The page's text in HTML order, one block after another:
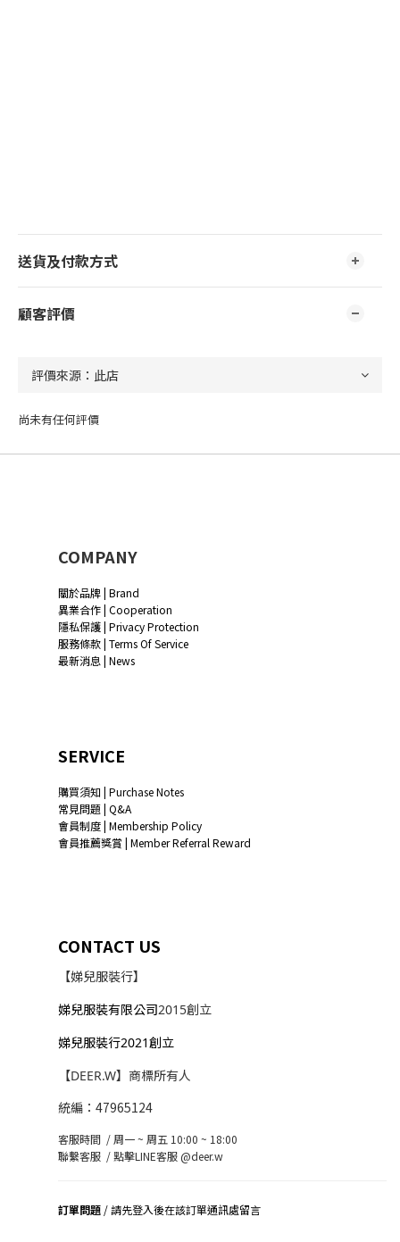
送貨及付款方式
顧客評價
尚未有任何評價
COMPANY
關於品牌 | Brand
異業合作 | Cooperation
隱私保護 | Privacy Protection
服務條款 | Terms Of Service
最新消息 | News
SERVICE
購買須知 | Purchase Notes
常見問題 | Q&A
會員制度 | Membership Policy
會員推薦獎賞 | Member Referral Reward
CONTACT US
【娣兒服裝行】
娣兒服裝有限公司2015創立
娣兒服裝行2021創立
【DEER.W】商標所有人
統編：47965124
客服時間 / 周一 ~ 周五 10:00 ~ 18:00
聯繫客服 /點擊LINE客服 @deer.w
訂單問題 / 請先登入後在該訂單通訊處留言